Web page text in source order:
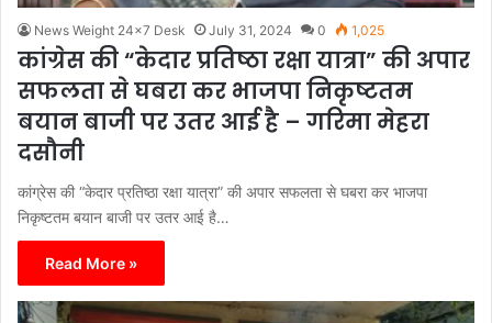
News Weight 24x7 Desk July 31, 2024 0 1,025
कांग्रेस की “केदार प्रतिष्ठा रक्षा यात्रा” की अपार
सफलता से घबरा कर भाजपा निकृष्टतम
बयान बाजी पर उतर आई है – गरिमा मेहरा
दसौनी
कांग्रेस की “केदार प्रतिष्ठा रक्षा यात्रा” की अपार सफलता से घबरा कर भाजपा
निकृष्टतम बयान बाजी पर उतर आई है…
Read More »